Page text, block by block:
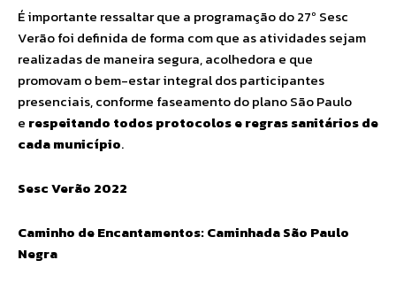
É importante ressaltar que a programação do 27º Sesc
Verão foi definida de forma com que as atividades sejam
realizadas de maneira segura, acolhedora e que
promovam o bem-estar integral dos participantes
presenciais, conforme faseamento do plano São Paulo
e respeitando todos protocolos e regras sanitários de
cada município.
Sesc Verão 2022
Caminho de Encantamentos: Caminhada São Paulo
Negra